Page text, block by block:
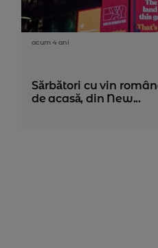
acum 4 ani
Sărbători cu vin
de acasă, din New...